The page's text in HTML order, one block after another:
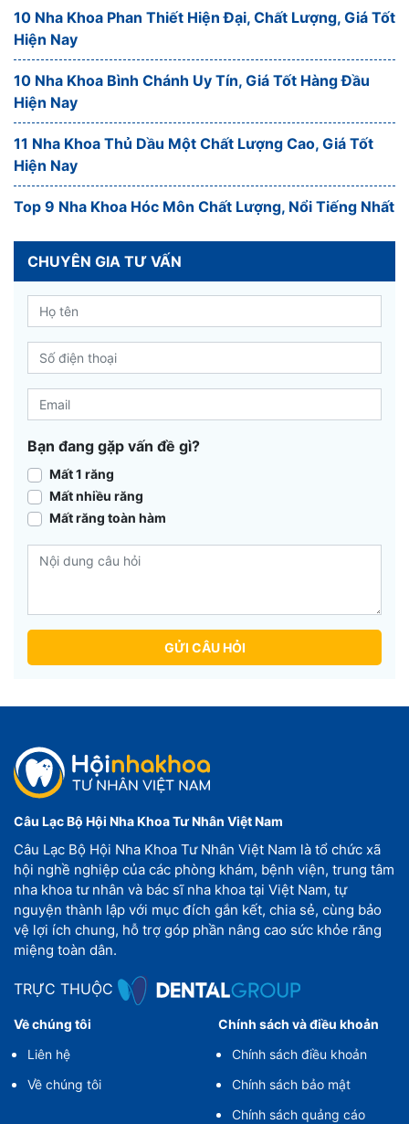
10 Nha Khoa Phan Thiết Hiện Đại, Chất Lượng, Giá Tốt
Hiện Nay
10 Nha Khoa Bình Chánh Uy Tín, Giá Tốt Hàng Đầu
Hiện Nay
11 Nha Khoa Thủ Dầu Một Chất Lượng Cao, Giá Tốt
Hiện Nay
Top 9 Nha Khoa Hóc Môn Chất Lượng, Nổi Tiếng Nhất
CHUYÊN GIA TƯ VẤN
Bạn đang gặp vấn đề gì?
Mất 1 răng
Mất nhiều răng
Mất răng toàn hàm
GỬI CÂU HỎI
Câu Lạc Bộ Hội Nha Khoa Tư Nhân Việt Nam
Câu Lạc Bộ Hội Nha Khoa Tư Nhân Việt Nam là tổ chức xã
hội nghề nghiệp của các phòng khám, bệnh viện, trung tâm
nha khoa tư nhân và bác sĩ nha khoa tại Việt Nam, tự
nguyện thành lập với mục đích gắn kết, chia sẻ, cùng bảo
vệ lợi ích chung, hỗ trợ góp phần nâng cao sức khỏe răng
miệng toàn dân.
TRỰC THUỘC
Về chúng tôi
Liên hệ
Về chúng tôi
Chính sách và điều khoản
Chính sách điều khoản
Chính sách bảo mật
Chính sách quảng cáo